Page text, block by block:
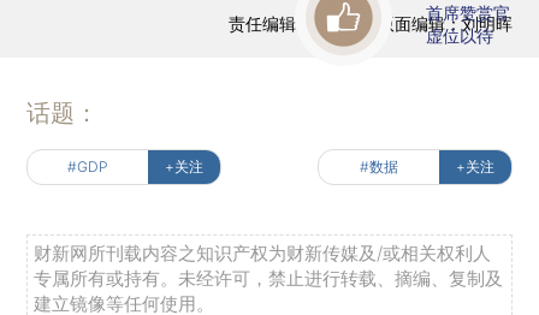
责任编辑：田铁军 | 版面编辑：刘明晖
首席赞赏官
虚位以待
话题：
#GDP +关注 #数据 +关注
财新网所刊载内容之知识产权为财新传媒及/或相关权利人
专属所有或持有。未经许可，禁止进行转载、摘编、复制及
建立镜像等任何使用。